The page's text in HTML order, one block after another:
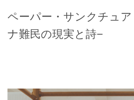
ペーパー・サンクチュ
ナ難民の現実と詩−